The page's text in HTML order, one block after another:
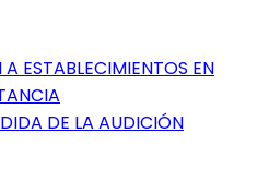
ESTABLECIMIENTOS EN
DE LA AUDICIÓN